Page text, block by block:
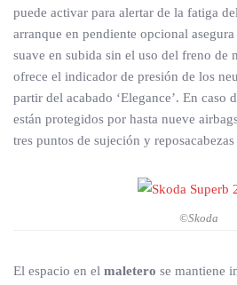
puede activar para alertar de la fatiga
arranque en pendiente opcional
suave en subida sin el uso del freno de
ofrece el indicador de presión de los
partir del acabado ‘Elegance’. En caso
están protegidos por hasta nueve
tres puntos de sujeción y
©Skoda
El espacio en el maletero se mantiene